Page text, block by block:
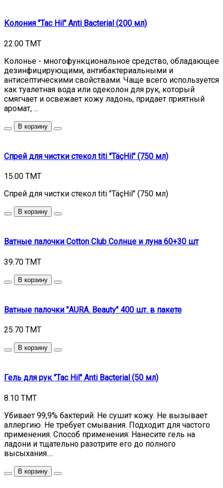
Колония "Tac Hil" Anti Bacterial (200 мл)
22.00 TMT
Колонье - многофункциональное средство, обладающее
дезинфицирующими, антибактериальными и
антисептическими свойствами. Чаще всего используется
как туалетная вода или одеколон для рук, который
смягчает и освежает кожу ладонь, придает приятный
аромат, ...
В корзину
Спрей для чистки стекол titi "TäçHil" (750 мл)
15.00 TMT
Спрей для чистки стекол titi "TäçHil" (750 мл)
В корзину
Ватные палочки Cotton Club Солнце и луна 60+30 шт
39.70 TMT
В корзину
Ватные палочки "AURA. Beauty" 400 шт. в пакете
25.70 TMT
В корзину
Гель для рук "Tac Hil" Anti Bacterial (50 мл)
8.10 TMT
Убивает 99,9% бактерий. Не сушит кожу. Не вызывает
аллергию. Не требует смывания. Подходит для частого
применения. Способ применения: Нанесите гель на
ладони и тщательно разотрите его до полного
высыхания....
В корзину